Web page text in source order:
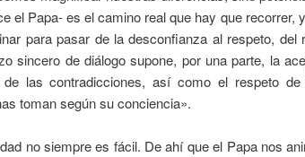
el Papa- es el camino real que hay que recorrer,
para pasar de la desconfianza al respeto,
sincero de diálogo supone, por una parte, la
las contradicciones, así como el respeto
toman según su conciencia».
no siempre es fácil. De ahí que el Papa nos